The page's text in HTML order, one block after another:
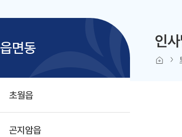
읍면동
초월읍
곤지암읍
인
본문 인